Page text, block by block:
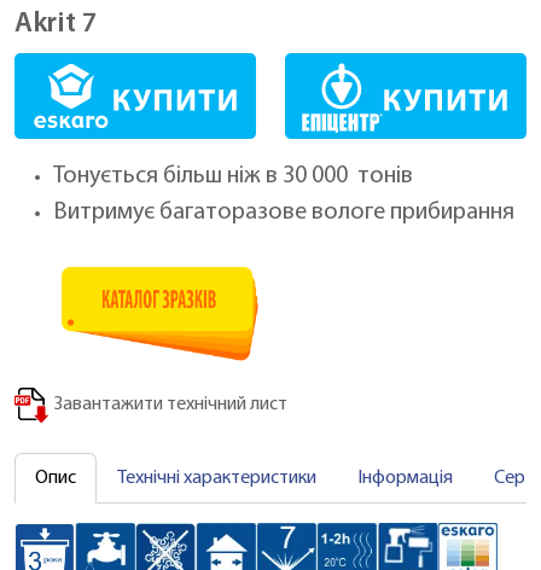
Akrit 7
Тонується більш ніж в 30 000 тонів
Витримує багаторазове вологе прибирання
Завантажити технічний лист
Опис Технічні характеристики Інформація